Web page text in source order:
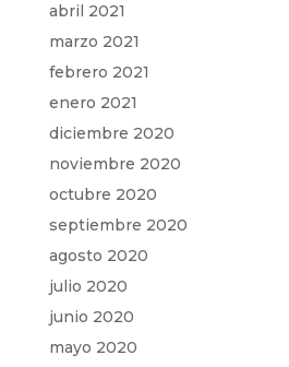
abril 2021
marzo 2021
febrero 2021
enero 2021
diciembre 2020
noviembre 2020
octubre 2020
septiembre 2020
agosto 2020
julio 2020
junio 2020
mayo 2020